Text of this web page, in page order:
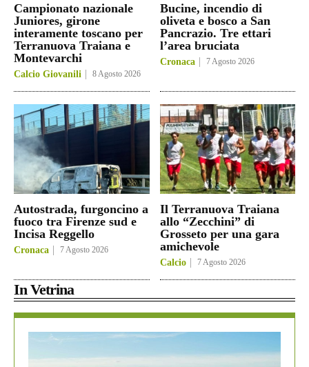
Campionato nazionale
Juniores, girone
interamente toscano per
Terranuova Traiana e
Montevarchi
Calcio Giovanili 8 Agosto 2026
Bucine, incendio di
oliveta e bosco a San
Pancrazio. Tre ettari
l’area bruciata
Cronaca 7 Agosto 2026
Autostrada, furgoncino a
fuoco tra Firenze sud e
Incisa Reggello
Cronaca 7 Agosto 2026
Il Terranuova Traiana
allo “Zecchini” di
Grosseto per una gara
amichevole
Calcio 7 Agosto 2026
In Vetrina